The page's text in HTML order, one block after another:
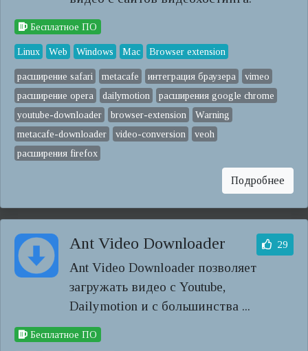
Бесплатное ПО
Linux Web Windows Mac Browser extension
расширение safari metacafe интеграция браузера
vimeo
расширение opera
dailymotion
расширения google chrome
youtube-downloader
browser-extension
Warning
metacafe-downloader
video-conversion
veoh
расширения firefox
Подробнее
Ant Video Downloader
Ant Video Downloader позволяет
загружать видео с Youtube,
Dailymotion и с большинства ...
29
Бесплатное ПО